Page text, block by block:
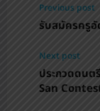
Previous post
รับสมัครครูอั
Next post
ประกวดดนต
San